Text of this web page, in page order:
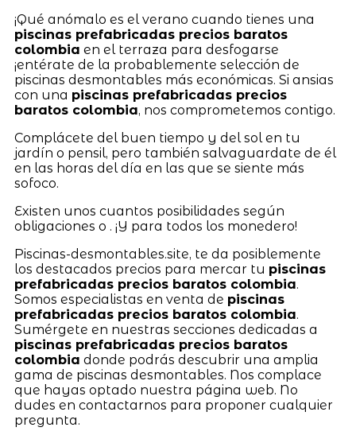
¡Qué anómalo es el verano cuando tienes una
piscinas prefabricadas precios baratos
colombia en el terraza para desfogarse
¡entérate de la probablemente selección de
piscinas desmontables más económicas. Si ansias
con una piscinas prefabricadas precios
baratos colombia, nos comprometemos contigo.
Complácete del buen tiempo y del sol en tu
jardín o pensil, pero también salvaguardate de él
en las horas del día en las que se siente más
sofoco.
Existen unos cuantos posibilidades según
obligaciones o . ¡Y para todos los monedero!
Piscinas-desmontables.site, te da posiblemente
los destacados precios para mercar tu piscinas
prefabricadas precios baratos colombia.
Somos especialistas en venta de piscinas
prefabricadas precios baratos colombia.
Sumérgete en nuestras secciones dedicadas a
piscinas prefabricadas precios baratos
colombia donde podrás descubrir una amplia
gama de piscinas desmontables. Nos complace
que hayas optado nuestra página web. No
dudes en contactarnos para proponer cualquier
pregunta.